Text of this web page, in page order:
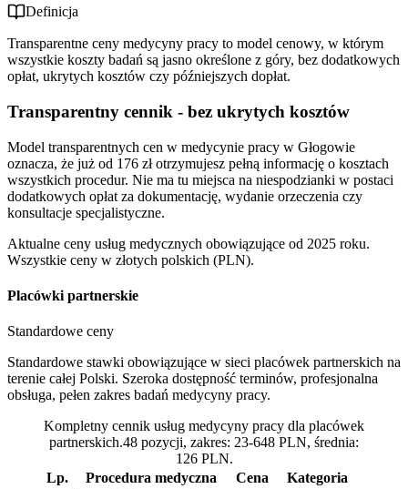
Definicja
Transparentne ceny medycyny pracy to model cenowy, w którym
wszystkie koszty badań są jasno określone z góry, bez dodatkowych
opłat, ukrytych kosztów czy późniejszych dopłat.
Transparentny cennik - bez ukrytych kosztów
Model transparentnych cen w medycynie pracy w Głogowie
oznacza, że już od 176 zł otrzymujesz pełną informację o kosztach
wszystkich procedur. Nie ma tu miejsca na niespodzianki w postaci
dodatkowych opłat za dokumentację, wydanie orzeczenia czy
konsultacje specjalistyczne.
Aktualne ceny usług medycznych obowiązujące od 2025 roku.
Wszystkie ceny w złotych polskich (PLN).
Placówki partnerskie
Standardowe ceny
Standardowe stawki obowiązujące w sieci placówek partnerskich na
terenie całej Polski. Szeroka dostępność terminów, profesjonalna
obsługa, pełen zakres badań medycyny pracy.
Kompletny cennik usług medycyny pracy dla placówek
partnerskich.48 pozycji, zakres: 23-648 PLN, średnia:
126 PLN.
Lp.
Procedura medyczna Cena Kategoria